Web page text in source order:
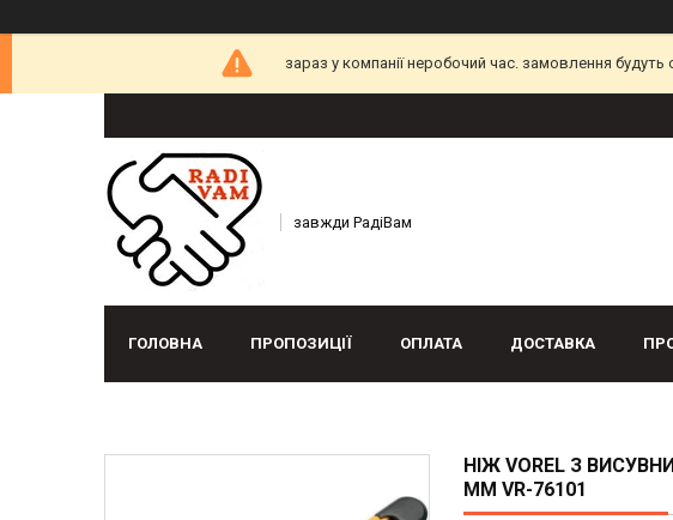
зараз у компанії неробочий час. замовлення
завжди РадіВам
ГОЛОВНА ПРОПОЗИЦІЇ ОПЛАТА ДОСТАВКА
НІЖ VOREL З
ММ VR-76101